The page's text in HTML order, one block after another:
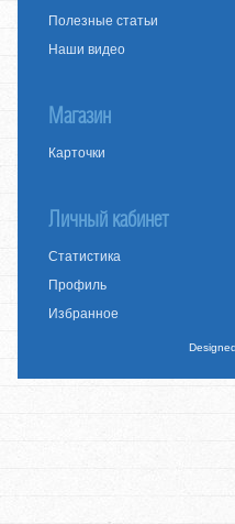
Полезные статьи
Наши видео
Магазин
Карточки
Личный кабинет
Статистика
Профиль
Избранное